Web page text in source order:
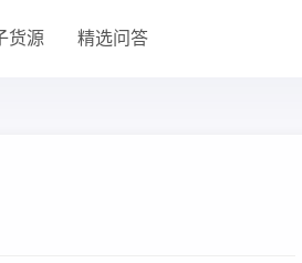
货源 精选问答